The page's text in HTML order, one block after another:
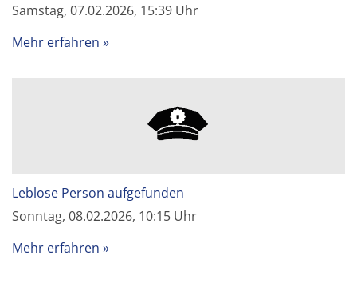
Samstag, 07.02.2026, 15:39 Uhr
Mehr erfahren
Leblose Person aufgefunden
Sonntag, 08.02.2026, 10:15 Uhr
Mehr erfahren